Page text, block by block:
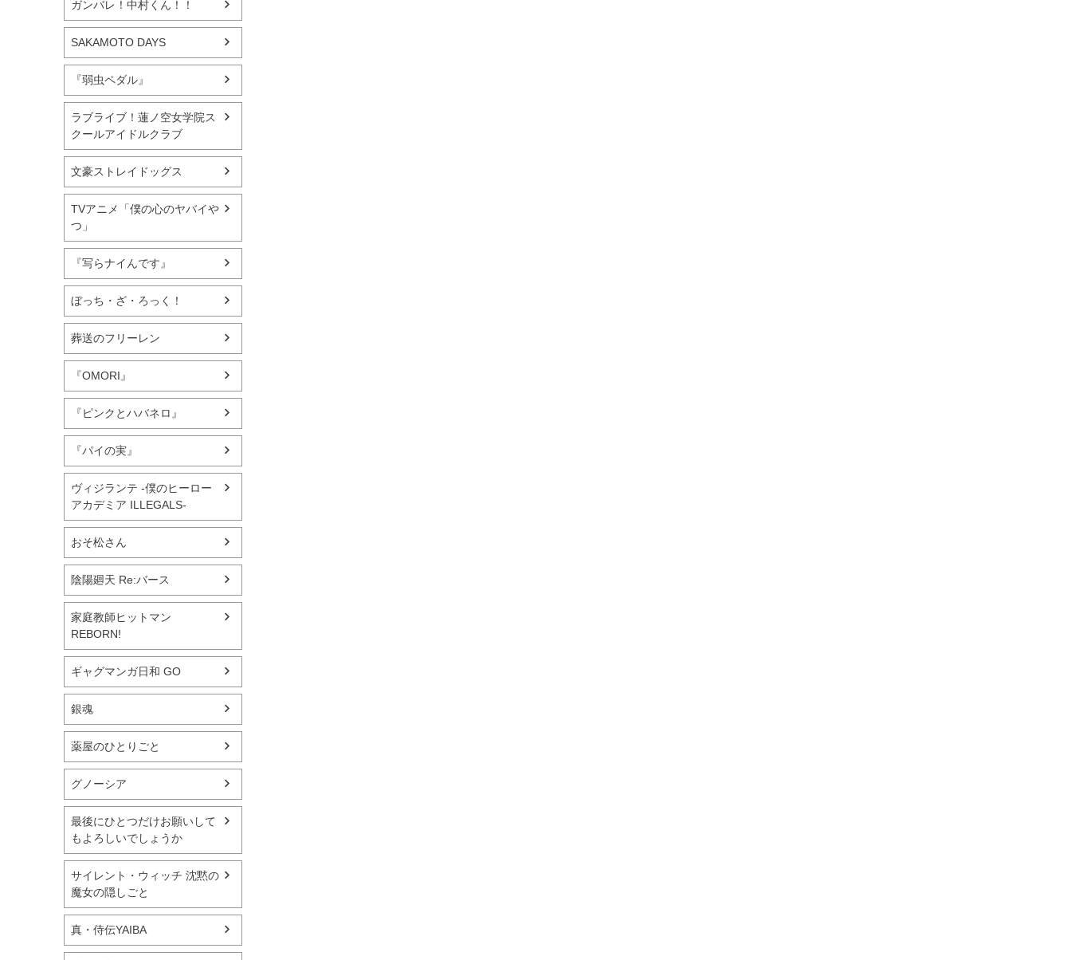
ガンバレ！中村くん！！
SAKAMOTO DAYS
『弱虫ペダル』
ラブライブ！蓮ノ空女学院ス
クールアイドルクラブ
文豪ストレイドッグス
TVアニメ「僕の心のヤバイや
つ」
『写らナイんです』
ぼっち・ざ・ろっく！
葬送のフリーレン
『OMORI』
『ピンクとハバネロ』
『パイの実』
ヴィジランテ -僕のヒーロー
アカデミア ILLEGALS-
おそ松さん
陰陽廻天 Re:バース
家庭教師ヒットマン
REBORN!
ギャグマンガ日和 GO
銀魂
薬屋のひとりごと
グノーシア
最後にひとつだけお願いして
もよろしいでしょうか
サイレント・ウィッチ 沈黙の
魔女の隠しごと
真・侍伝YAIBA